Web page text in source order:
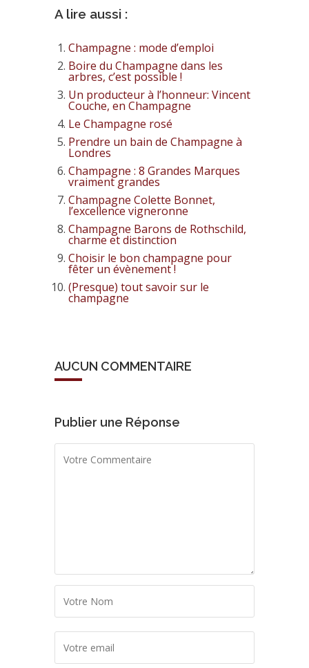
A lire aussi :
Champagne : mode d’emploi
Boire du Champagne dans les
arbres, c’est possible !
Un producteur à l’honneur: Vincent
Couche, en Champagne
Le Champagne rosé
Prendre un bain de Champagne à
Londres
Champagne : 8 Grandes Marques
vraiment grandes
Champagne Colette Bonnet,
l’excellence vigneronne
Champagne Barons de Rothschild,
charme et distinction
Choisir le bon champagne pour
fêter un évènement !
(Presque) tout savoir sur le
champagne
AUCUN COMMENTAIRE
Publier une Réponse